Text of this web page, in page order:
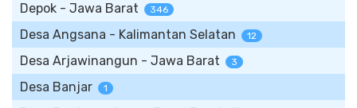
Depok - Jawa Barat 346
Desa Angsana - Kalimantan Selatan 12
Desa Arjawinangun - Jawa Barat 3
Desa Banjar 1